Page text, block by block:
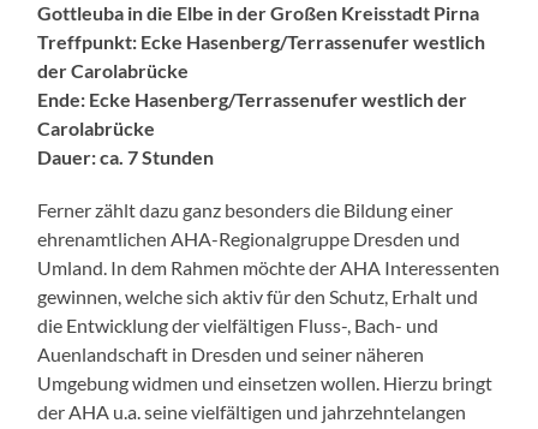
Gottleuba in die Elbe in der Großen Kreisstadt Pirna
Treffpunkt: Ecke Hasenberg/Terrassenufer westlich
der Carolabrücke
Ende: Ecke Hasenberg/Terrassenufer westlich der
Carolabrücke
Dauer: ca. 7 Stunden
Ferner zählt dazu ganz besonders die Bildung einer
ehrenamtlichen AHA-Regionalgruppe Dresden und
Umland. In dem Rahmen möchte der AHA Interessenten
gewinnen, welche sich aktiv für den Schutz, Erhalt und
die Entwicklung der vielfältigen Fluss-, Bach- und
Auenlandschaft in Dresden und seiner näheren
Umgebung widmen und einsetzen wollen. Hierzu bringt
der AHA u.a. seine vielfältigen und jahrzehntelangen